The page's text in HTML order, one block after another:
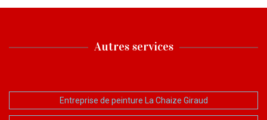
Autres services
Entreprise de peinture La Chaize Giraud